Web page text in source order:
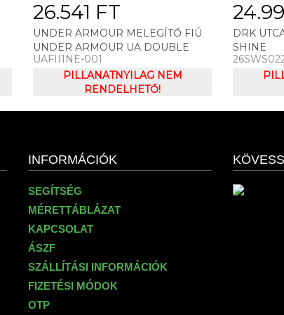
26.541 FT
UNDER ARMOUR MELEGÍTŐ FIÚ
UNDER ARMOUR UA DOUBLE
KNIT FZ SET SZETT
UAFII1NE-001
PILLANATNYILAG NEM
RENDELHETŐ!
DRK
SHINE
INFORMÁCIÓK
SEGÍTSÉG
MÉRETTÁBLÁZAT
KAPCSOLAT
ÁSZF
SZÁLLÍTÁSI INFORMÁCIÓK
FIZETÉSI MÓDOK
OTP